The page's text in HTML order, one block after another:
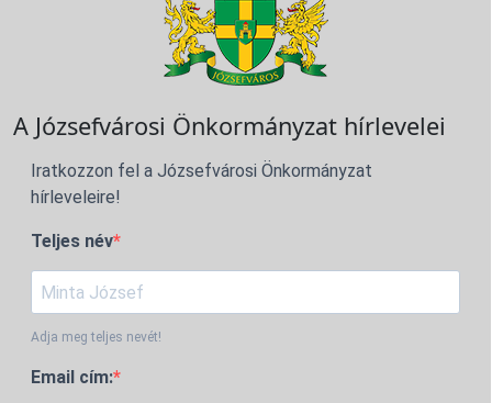
A Józsefvárosi Önkormányzat hírlevelei
Iratkozzon fel a Józsefvárosi Önkormányzat
hírleveleire!
Teljes név
Adja meg teljes nevét!
Email cím: